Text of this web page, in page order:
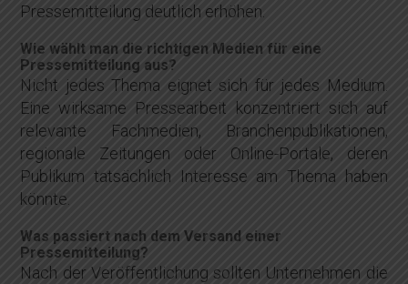
Pressemitteilung deutlich erhöhen.
Wie wählt man die richtigen Medien für eine
Pressemitteilung aus?
Nicht jedes Thema eignet sich für jedes Medium.
Eine wirksame Pressearbeit konzentriert sich auf
relevante Fachmedien, Branchenpublikationen,
regionale Zeitungen oder Online-Portale, deren
Publikum tatsächlich Interesse am Thema haben
könnte.
Was passiert nach dem Versand einer
Pressemitteilung?
Nach der Veröffentlichung sollten Unternehmen die